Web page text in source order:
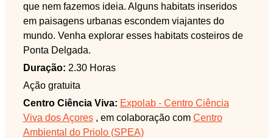
que nem fazemos ideia. Alguns habitats inseridos
em paisagens urbanas escondem viajantes do
mundo. Venha explorar esses habitats costeiros de
Ponta Delgada.
Duração: 2.30 Horas
Ação gratuita
Centro Ciência Viva: Expolab - Centro Ciência
Viva dos Açores, em colaboração com Centro
Ambiental do Priolo (SPEA)